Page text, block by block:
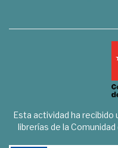
Esta actividad ha recibido
librerías de la